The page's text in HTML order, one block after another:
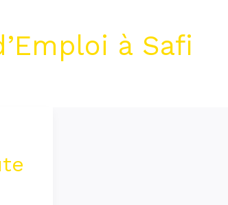
à Safi